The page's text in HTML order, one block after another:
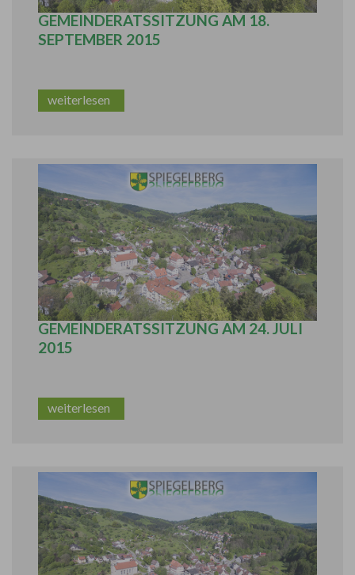
GEMEINDERATSSITZUNG AM 18.
SEPTEMBER 2015
weiterlesen
BERICHT AUS DER ÖFFENTLICHEN
GEMEINDERATSSITZUNG AM 24. JULI
2015
weiterlesen